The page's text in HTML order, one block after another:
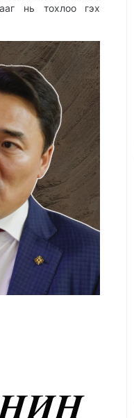
нь тохлоо гэх